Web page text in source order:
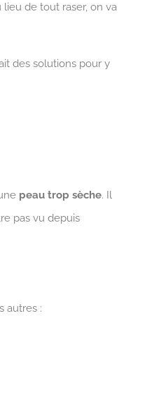
lieu de tout raser, on va
des solutions pour y
peau trop sèche. Il
pas vu depuis
autres :